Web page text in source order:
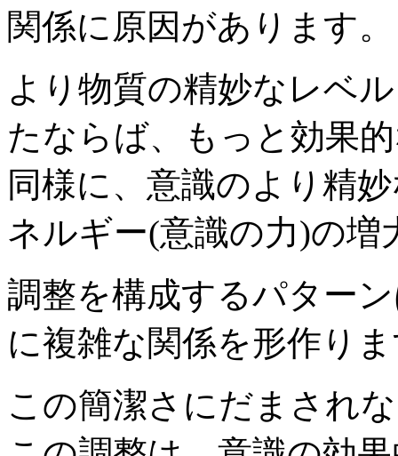
関係に原因があります。
より物質の精妙なレベ
たならば、もっと効果
同様に、意識のより精
ネルギー(意識の力)の増
調整を構成するパター
に複雑な関係を形作り
この簡潔さにだまされ